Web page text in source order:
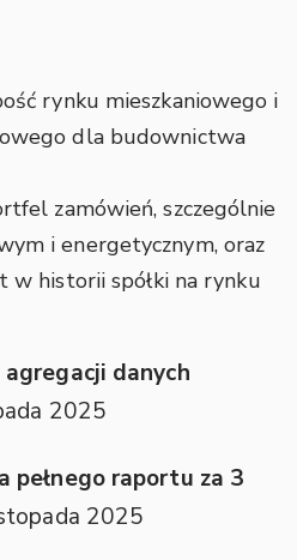
rynku mieszkaniowego i
dla budownictwa
zamówień, szczególnie
i energetycznym, oraz
w historii spółki na rynku
danych
2025
pełnego raportu za 3
2025